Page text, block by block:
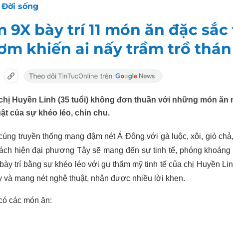
Đời sống
9X bày trí 11 món ăn đặc
khiến ai nấy trầm trồ
Huyền Linh (35 tuổi) không đơn thuần với những món ăn
của sự khéo léo, chỉn chu.
truyền thống mang đậm nét Á Đông với gà luộc, xôi, giò
hiện đại phương Tây sẽ mang đến sự tinh tế, phóng
trí bằng sự khéo léo với gu thẩm mỹ tinh tế của chị Huyền
và mang nét nghệ thuật, nhận được nhiều lời khen.
các món ăn: